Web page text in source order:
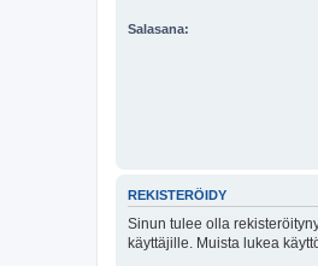
Salasana:
REKISTERÖIDY
Sinun tulee olla
käyttäjille. Muista lukea